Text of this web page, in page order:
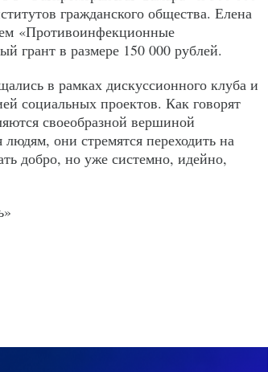
гражданского общества. Елена
«Противоинфекционные
грант в размере 150 000 рублей.
в рамках дискуссионного клуба и
социальных проектов. Как говорят
своеобразной вершиной
они стремятся переходить на
добро, но уже системно, идейно,